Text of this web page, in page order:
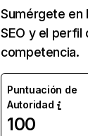
Sumérgete en
SEO y el
competencia.
Puntuación de
Autoridad
100